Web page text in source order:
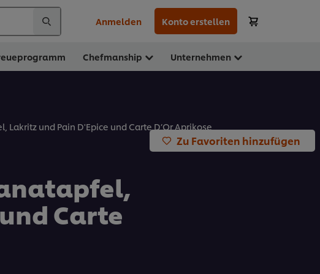
Anmelden Konto erstellen
Chefmanship Unternehmen
und Pain D'Epice und Carte D’Or Aprikose
Zu Favoriten hinzufügen
Carte